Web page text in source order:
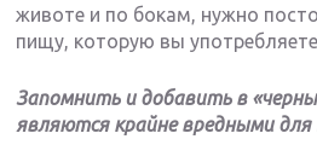
животе и по бокам, нужно
пищу, которую вы
Запомнить и добавить в
являются крайне вредными